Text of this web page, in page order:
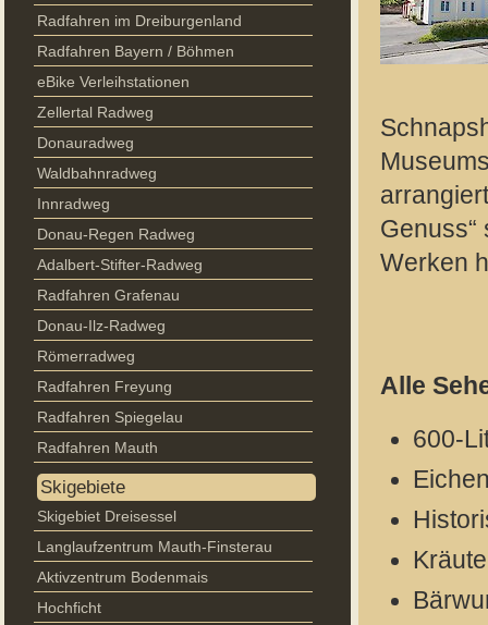
Radfahren im Dreiburgenland
Radfahren Bayern / Böhmen
eBike Verleihstationen
Zellertal Radweg
Donauradweg
Waldbahnradweg
Innradweg
Donau-Regen Radweg
Adalbert-Stifter-Radweg
Radfahren Grafenau
Donau-Ilz-Radweg
Römerradweg
Radfahren Freyung
Radfahren Spiegelau
Radfahren Mauth
Skigebiete
Skigebiet Dreisessel
Langlaufzentrum Mauth-Finsterau
Aktivzentrum Bodenmais
Hochficht
Werken
Alle
600-